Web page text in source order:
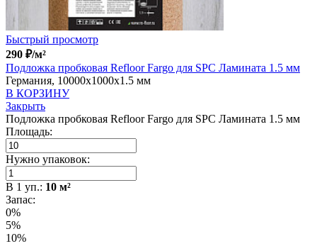
Быстрый просмотр
290 ₽/м²
Подложка пробковая Refloor Fargo для SPC Ламината 1.5 мм
Германия, 10000x1000x1.5 мм
В КОРЗИНУ
Закрыть
Подложка пробковая Refloor Fargo для SPC Ламината 1.5 мм
Площадь:
Нужно упаковок:
В 1 уп.: 10 м²
Запас:
0%
5%
10%